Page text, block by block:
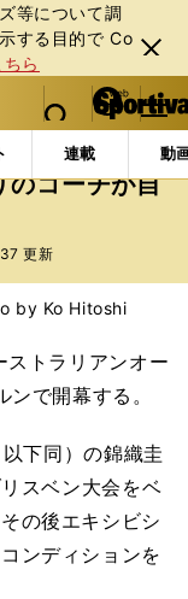
等について調
する⽬的で Co
ら
閉じ
る
web Sportiva (webスポルティーバ)
検索
マイペ
ー
ジ
メニュ
連載 動
全豪開幕直前。錦織
のコーチが自
更新
by Ko Hitoshi
トラリアンオー
で開幕する。
下同）の錦織圭
スベン大会をベ
の後エキシビシ
ンディションを